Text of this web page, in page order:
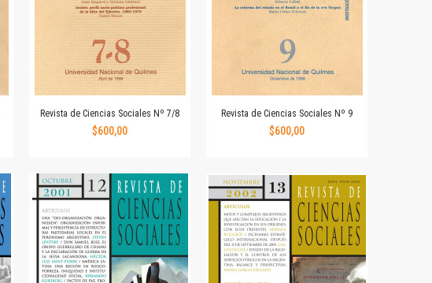
Revista de Ciencias Sociales Nº 7/8
$600,00
Revista de Ciencias Sociales Nº 9
$600,00